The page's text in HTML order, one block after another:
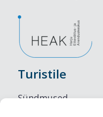
Turistile
Sündmused